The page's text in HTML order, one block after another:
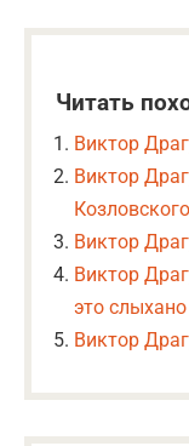
Читать
Виктор
Виктор
Козловского
Виктор
Виктор
это слыхано
Виктор